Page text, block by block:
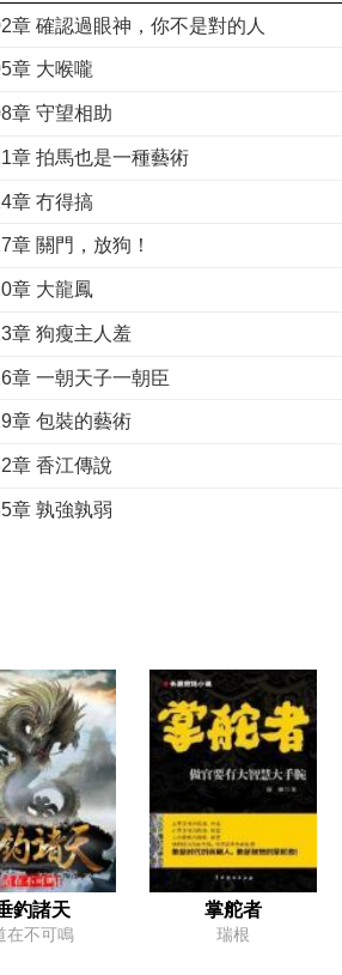
章 確認過眼神，你不是對的人
章 大喉嚨
章 守望相助
章 拍馬也是一種藝術
章 冇得搞
章 關門，放狗！
章 大龍鳳
章 狗瘦主人羞
章 一朝天子一朝臣
章 包裝的藝術
章 香江傳說
章 孰強孰弱
章 我最鐘意做狗
章 欠債還錢
章 搬家
章 情竇初開
章 出人頭地
章 騷操作
章 免費攻略
釣諸天
在不可鳴
掌舵者
瑞根